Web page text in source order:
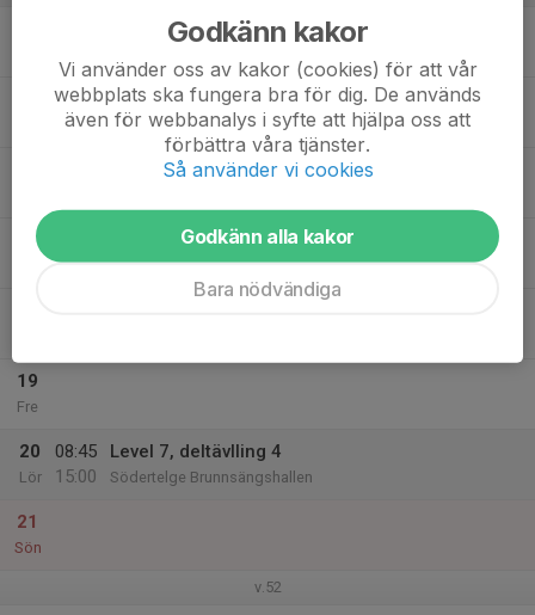
Träning
19:30
Pizza/julavslutning
Pizza Hut Medborgarplatsen
19
Fre
20
Lör
08:45
15:00
Level 7, deltävlling 4
Södertelge Brunnsängshallen
21
Sön
v.52
Godkänn kakor
Vi använder oss av kakor (cookies) för att vår
webbplats ska fungera bra för dig. De används
även för webbanalys i syfte att hjälpa oss att
förbättra våra tjänster.
Så använder vi cookies
Godkänn alla kakor
Bara nödvändiga